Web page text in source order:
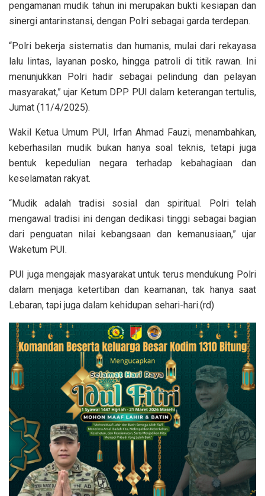
pengamanan mudik tahun ini merupakan bukti kesiapan dan
sinergi antarinstansi, dengan Polri sebagai garda terdepan.
“Polri bekerja sistematis dan humanis, mulai dari rekayasa
lalu lintas, layanan posko, hingga patroli di titik rawan. Ini
menunjukkan Polri hadir sebagai pelindung dan pelayan
masyarakat,” ujar Ketum DPP PUI dalam keterangan tertulis,
Jumat (11/4/2025).
Wakil Ketua Umum PUI, Irfan Ahmad Fauzi, menambahkan,
keberhasilan mudik bukan hanya soal teknis, tetapi juga
bentuk kepedulian negara terhadap kebahagiaan dan
keselamatan rakyat.
“Mudik adalah tradisi sosial dan spiritual. Polri telah
mengawal tradisi ini dengan dedikasi tinggi sebagai bagian
dari penguatan nilai kebangsaan dan kemanusiaan,” ujar
Waketum PUI.
PUI juga mengajak masyarakat untuk terus mendukung Polri
dalam menjaga ketertiban dan keamanan, tak hanya saat
Lebaran, tapi juga dalam kehidupan sehari-hari.(rd)